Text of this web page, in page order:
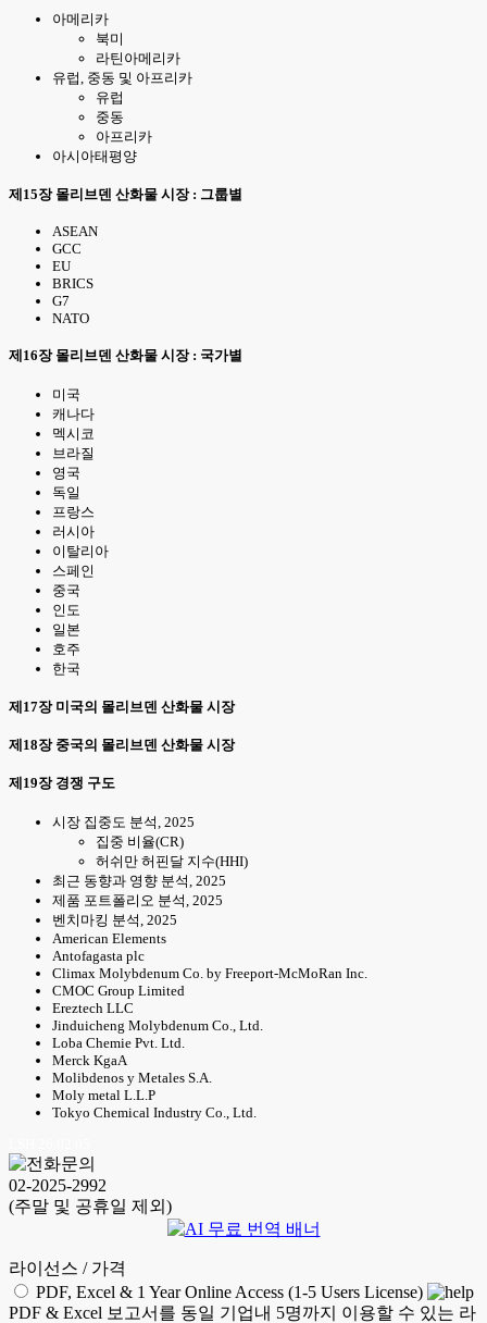
아메리카
북미
라틴아메리카
유럽, 중동 및 아프리카
유럽
중동
아프리카
아시아태평양
제15장 몰리브덴 산화물 시장 : 그룹별
ASEAN
GCC
EU
BRICS
G7
NATO
제16장 몰리브덴 산화물 시장 : 국가별
미국
캐나다
멕시코
브라질
영국
독일
프랑스
러시아
이탈리아
스페인
중국
인도
일본
호주
한국
제17장 미국의 몰리브덴 산화물 시장
제18장 중국의 몰리브덴 산화물 시장
제19장 경쟁 구도
시장 집중도 분석, 2025
집중 비율(CR)
허쉬만 허핀달 지수(HHI)
최근 동향과 영향 분석, 2025
제품 포트폴리오 분석, 2025
벤치마킹 분석, 2025
American Elements
Antofagasta plc
Climax Molybdenum Co. by Freeport-McMoRan Inc.
CMOC Group Limited
Ereztech LLC
Jinduicheng Molybdenum Co., Ltd.
Loba Chemie Pvt. Ltd.
Merck KgaA
Molibdenos y Metales S.A.
Moly metal L.L.P
Tokyo Chemical Industry Co., Ltd.
02-2025-2992
(주말 및 공휴일 제외)
라이선스 / 가격
PDF, Excel & 1 Year Online Access (1-5 Users License)
PDF & Excel 보고서를 동일 기업내 5명까지 이용할 수 있는 라